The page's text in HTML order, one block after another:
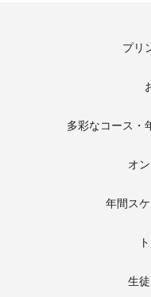
プリ
多彩なコース・
オ
年間ス
生